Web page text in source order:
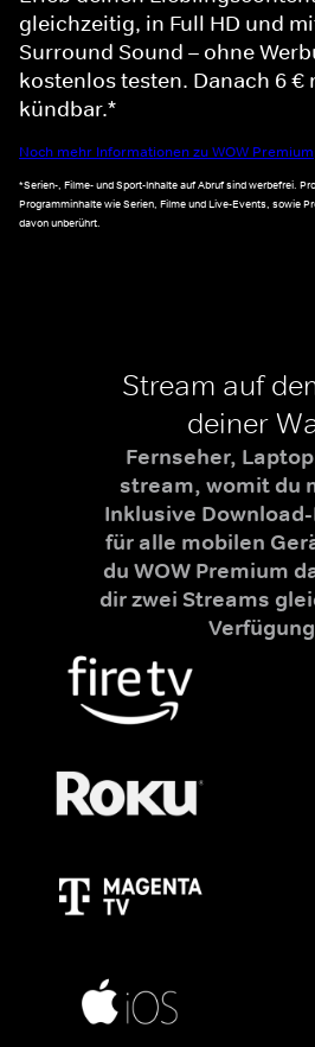
gleichzeitig, in Full HD und
Surround Sound – ohne
kostenlos testen. Danach 6 €
kündbar.*
Noch mehr Informationen zu WOW Premium
*Serien-, Filme- und Sport-Inhalte auf Abruf sind werbefrei.
Programminhalte wie Serien, Filme und Live-Events, sowie
davon unberührt.
Stream auf
deiner
Fernseher,
stream, womit du
Inklusive
für alle mobilen
du WOW Premium
dir zwei Streams